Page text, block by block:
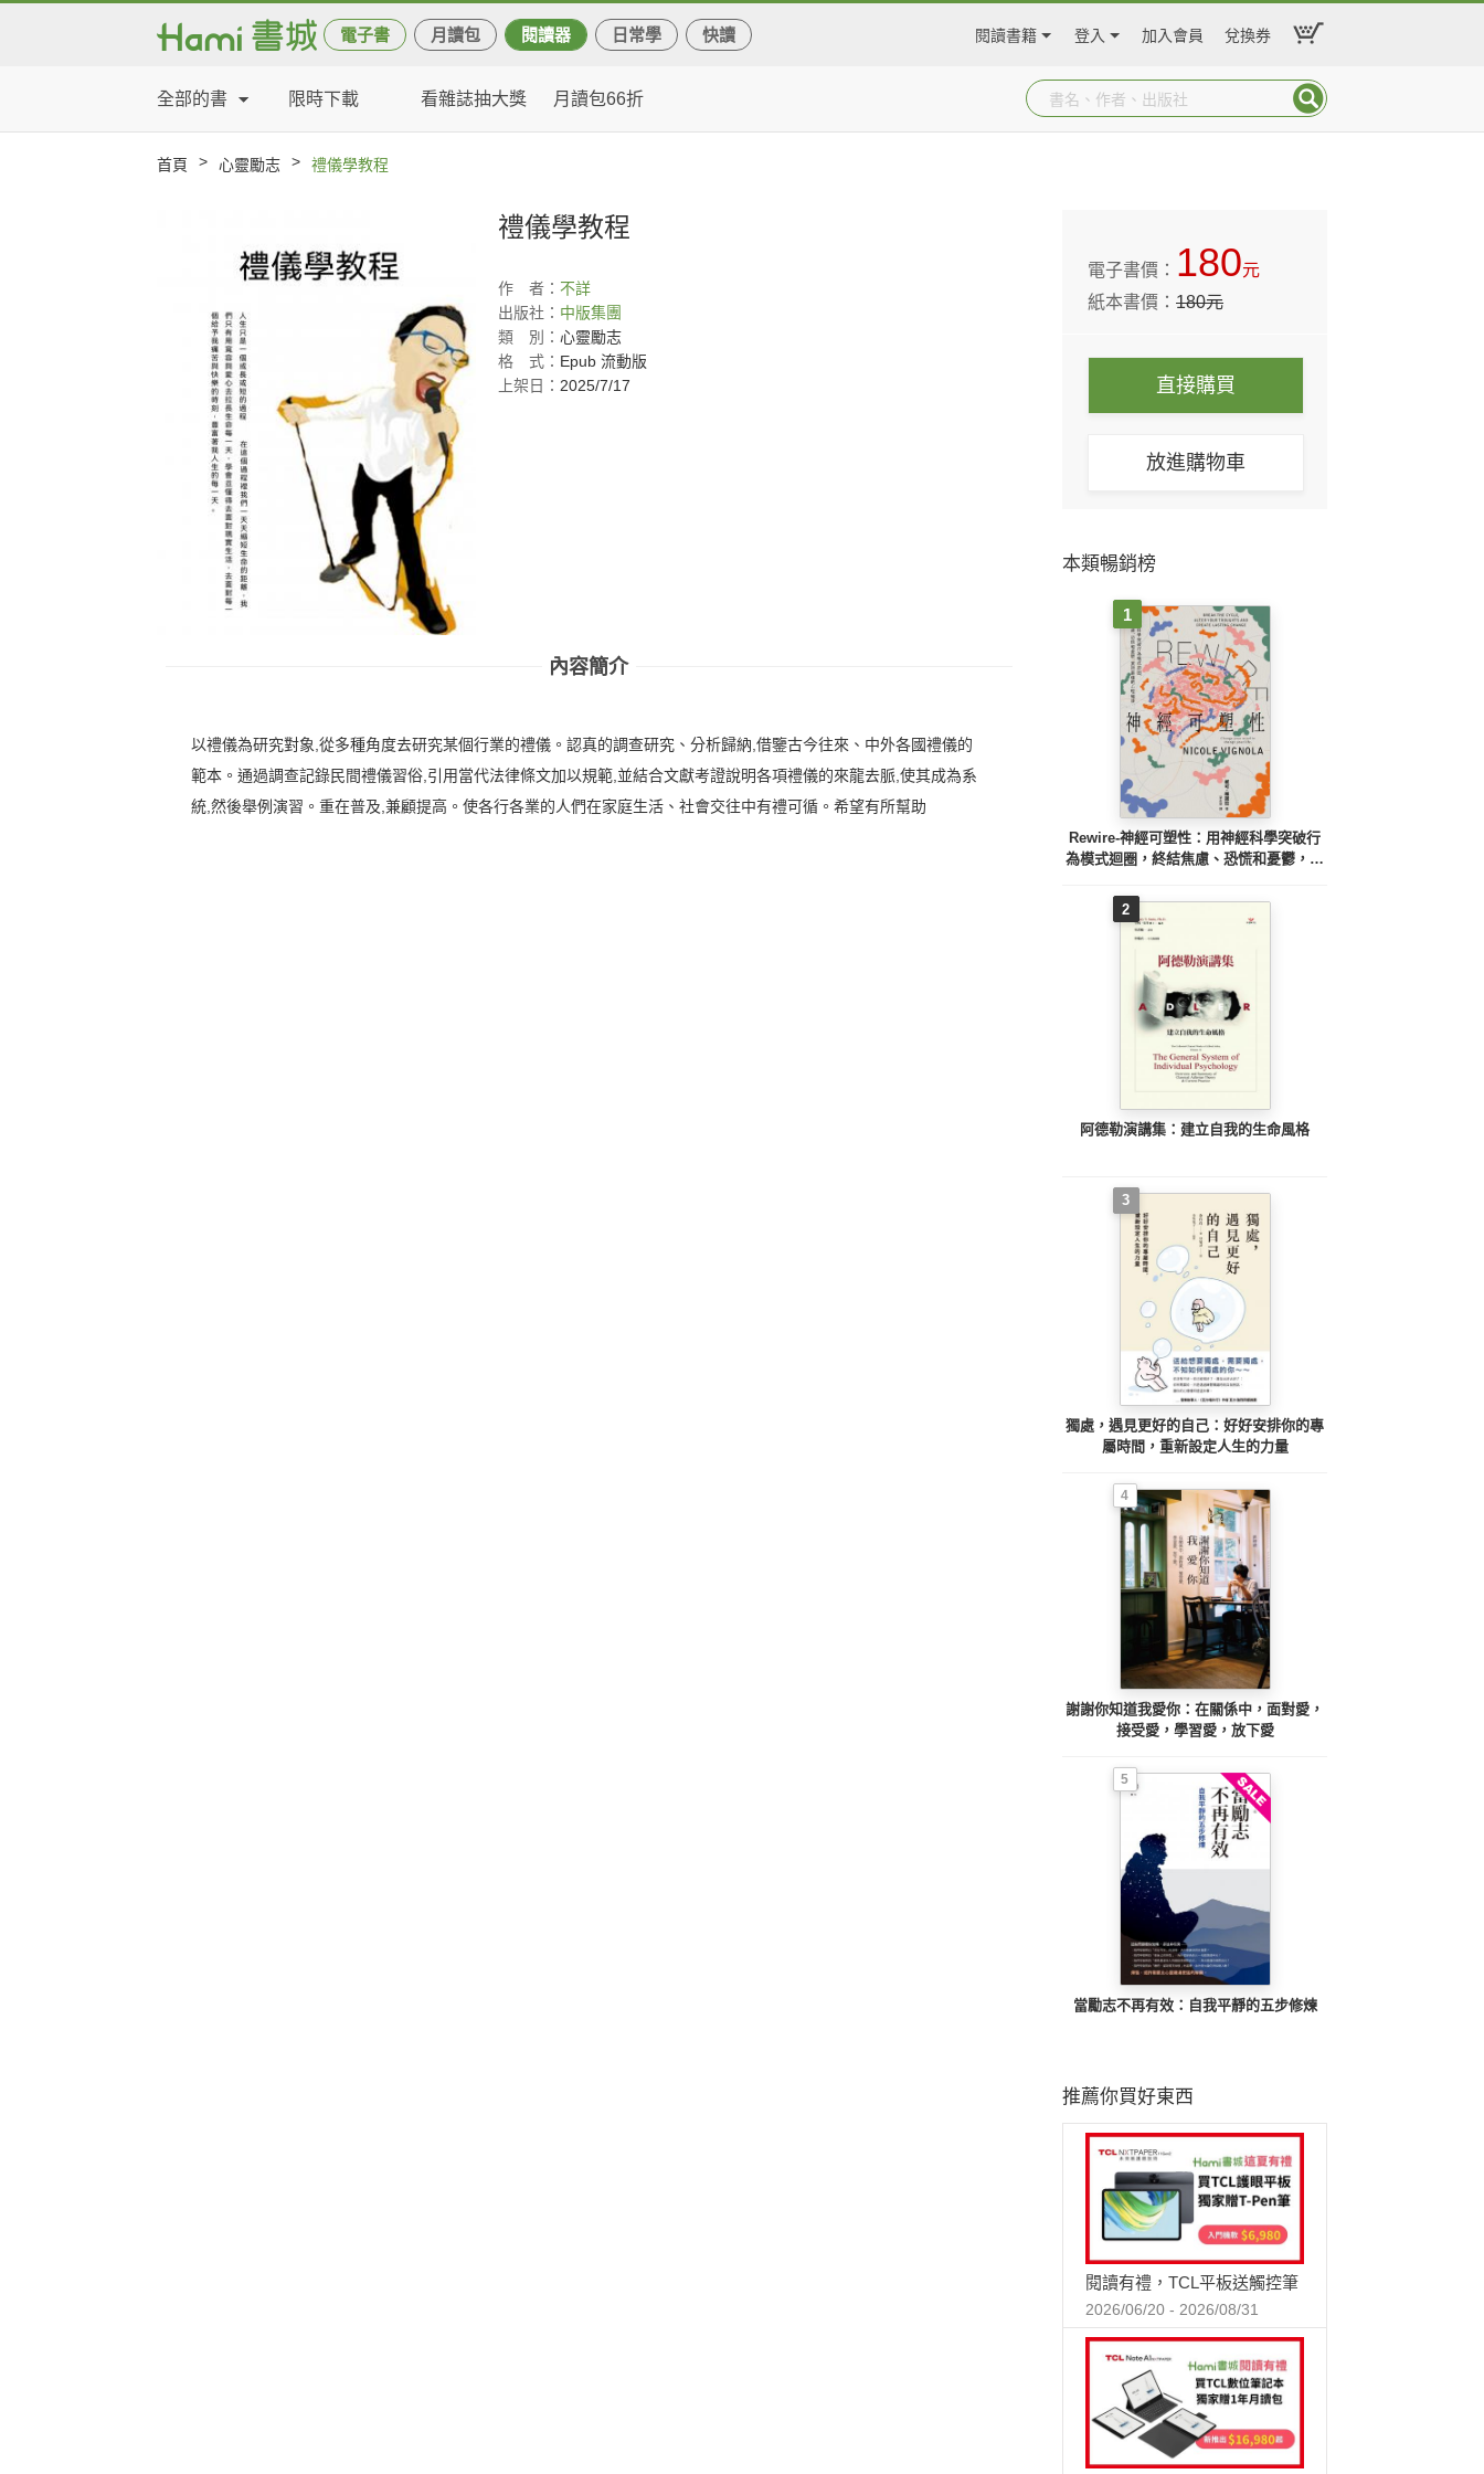
電子書 月讀包 閱讀器 日常學 快讀 閱讀書籍 登入 加入會員 兌換券
全部的書 限時下載 看雜誌抽大獎 月讀包66折
首頁 > 心靈勵志 > 禮儀學教程
禮儀學教程
作 者： 不詳
出版社： 中版集團
類
別： 心靈勵志
格
式： Epub 流動版
上架日： 2025/7/17
內容簡介
以禮儀為研究對象,從多種角度去研究某個行業的禮儀。認真的調查研究、分析歸納,借鑒古今往來、中外各國禮儀的
範本。通過調查記錄民間禮儀習俗,引用當代法律條文加以規範,並結合文獻考證說明各項禮儀的來龍去脈,使其成為系
統,然後舉例演習。重在普及,兼顧提高。使各行各業的人們在家庭生活、社會交往中有禮可循。希望有所幫助
電子書價： 180元
紙本書價：180元
直接購買
放進購物車
本類暢銷榜
1
Rewire-神經可塑性：用神經科學突破行
為模式迴圈，終結焦慮、恐慌和憂鬱，實
2
阿德勒演講集：建立自我的生命風格
3
獨處，遇見更好的自己：好好安排你的專
屬時間，重新設定人生的力量
4
謝謝你知道我愛你：在關係中，面對愛，
接受愛，學習愛，放下愛
5
當勵志不再有效：自我平靜的五步修煉
推薦你買好東西
閱讀有禮，TCL平板送觸控筆
2026/06/20 - 2026/08/31